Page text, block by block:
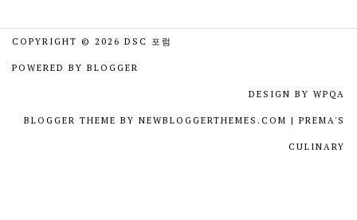
COPYRIGHT © 2026 DSC 포럼
POWERED BY BLOGGER
DESIGN BY WPQA
BLOGGER THEME BY NEWBLOGGERTHEMES.COM | PREMA'S
CULINARY